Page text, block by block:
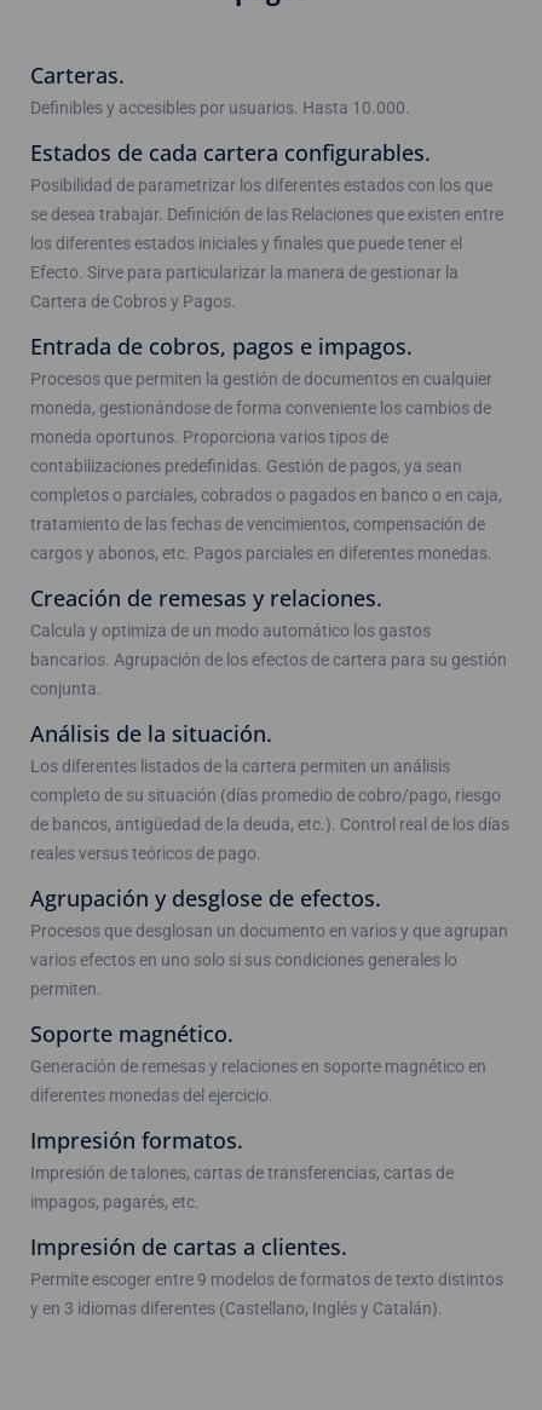
Carteras.
Definibles y accesibles por usuarios. Hasta 10.000.
Estados de cada cartera configurables.
Posibilidad de parametrizar los diferentes estados con los que
se desea trabajar. Definición de las Relaciones que existen entre
los diferentes estados iniciales y finales que puede tener el
Efecto. Sirve para particularizar la manera de gestionar la
Cartera de Cobros y Pagos.
Entrada de cobros, pagos e impagos.
Procesos que permiten la gestión de documentos en cualquier
moneda, gestionándose de forma conveniente los cambios de
moneda oportunos. Proporciona varios tipos de
contabilizaciones predefinidas. Gestión de pagos, ya sean
completos o parciales, cobrados o pagados en banco o en caja,
tratamiento de las fechas de vencimientos, compensación de
cargos y abonos, etc. Pagos parciales en diferentes monedas.
Creación de remesas y relaciones.
Calcula y optimiza de un modo automático los gastos
bancarios. Agrupación de los efectos de cartera para su gestión
conjunta.
Análisis de la situación.
Los diferentes listados de la cartera permiten un análisis
completo de su situación (días promedio de cobro/pago, riesgo
de bancos, antigüedad de la deuda, etc.). Control real de los días
reales versus teóricos de pago.
Agrupación y desglose de efectos.
Procesos que desglosan un documento en varios y que agrupan
varios efectos en uno solo si sus condiciones generales lo
permiten.
Soporte magnético.
Generación de remesas y relaciones en soporte magnético en
diferentes monedas del ejercicio.
Impresión formatos.
Impresión de talones, cartas de transferencias, cartas de
impagos, pagarés, etc.
Impresión de cartas a clientes.
Permite escoger entre 9 modelos de formatos de texto distintos
y en 3 idiomas diferentes (Castellano, Inglés y Catalán).